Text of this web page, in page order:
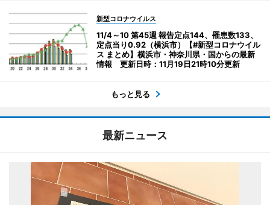
新型コロナウイルス
11/4～10 第45週 報告定点144、罹患数133、
定点当り0.92（横浜市）【#新型コロナウイル
ス まとめ】横浜市・神奈川県・国からの最新
情報 更新日時：11月19日21時10分更新
もっと見る
最新ニュース